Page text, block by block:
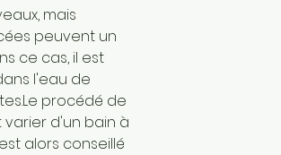
mais
peuvent un
ce cas, il est
l'eau de
procédé de
d'un bain à
alors conseillé